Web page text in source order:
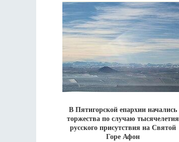
В Пятигорской епархии начались
торжества по случаю тысячелетия
русского присутствия на Святой
Горе Афон